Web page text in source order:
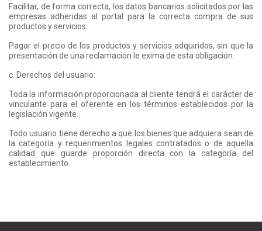
Facilitar, de forma correcta, los datos bancarios solicitados por las
empresas adheridas al portal para la correcta compra de sus
productos y servicios.
Pagar el precio de los productos y servicios adquiridos, sin que la
presentación de una reclamación le exima de esta obligación.
c. Derechos del usuario:
Toda la información proporcionada al cliente tendrá el carácter de
vinculante para el oferente en los términos establecidos por la
legislación vigente.
Todo usuario tiene derecho a que los bienes que adquiera sean de
la categoría y requerimientos legales contratados o de aquella
calidad que guarde proporción directa con la categoría del
establecimiento.